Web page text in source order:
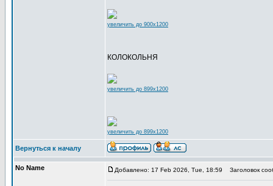
увеличить до 900x1200
КОЛОКОЛЬНЯ
увеличить до 899x1200
увеличить до 899x1200
Вернуться к началу
No Name Добавлено: 17 Feb 2026, Tue, 18:59 Заголовок